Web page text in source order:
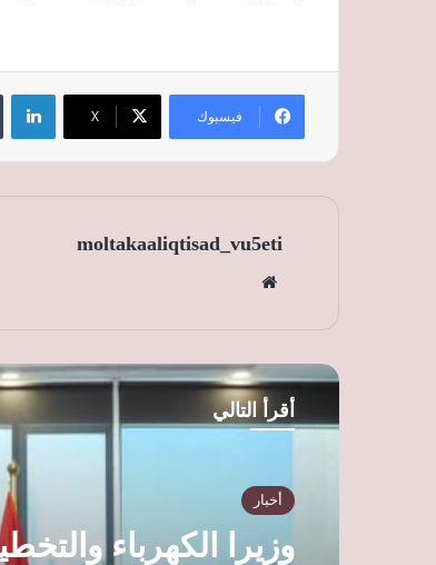
فيسبوك ‫X
لينكدإن
moltakaaliqtisad_vu5eti
الوي
ب
أقرأ التالي
أخبار
وزيرا الكهرباء